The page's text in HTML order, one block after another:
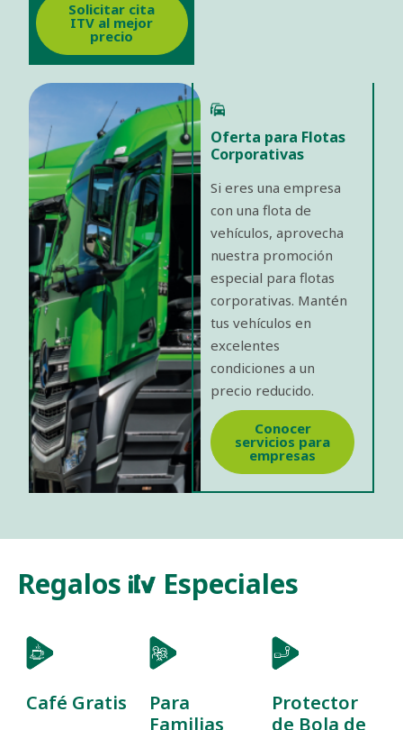
Solicitar cita
ITV al mejor
precio
Oferta para Flotas
Corporativas
Si eres una empresa
con una flota de
vehículos, aprovecha
nuestra promoción
especial para flotas
corporativas. Mantén
tus vehículos en
excelentes
condiciones a un
precio reducido.
Conocer
servicios para
empresas
Regalos Especiales
Café Gratis
Para
Familias
Protector
de Bola de